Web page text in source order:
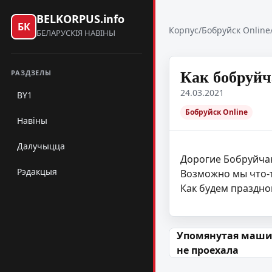
БК
BELKORPUS.info
БЕЛАРУСКІЯ НАВІНЫ
РАЗДЗЕЛЫ
BY1
Навіны
Далучыцца
Рэдакцыя
Корпус/Бобруйск Online
Как
24.03.2021
Бобруйск Online
Дорогие
Возможно мы что-
Как будем
Навігацыя па
Упомянутая
не проехала